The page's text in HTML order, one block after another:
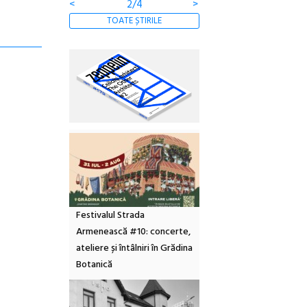
< 2/4 >
TOATE ȘTIRILE
Festivalul Strada
Armenească #10: concerte,
ateliere și întâlniri în Grădina
Botanică